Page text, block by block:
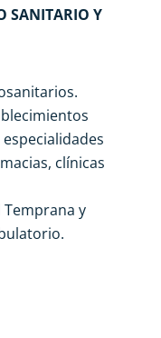
SANITARIO Y
clínicas
y